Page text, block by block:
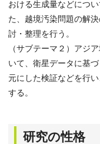
おける生成量などにつ
た、越境汚染問題の解
討・整理を行う。
（サブテーマ２）アジ
いて、衛星データに基
元にした検証などを行
する。
研究の性格